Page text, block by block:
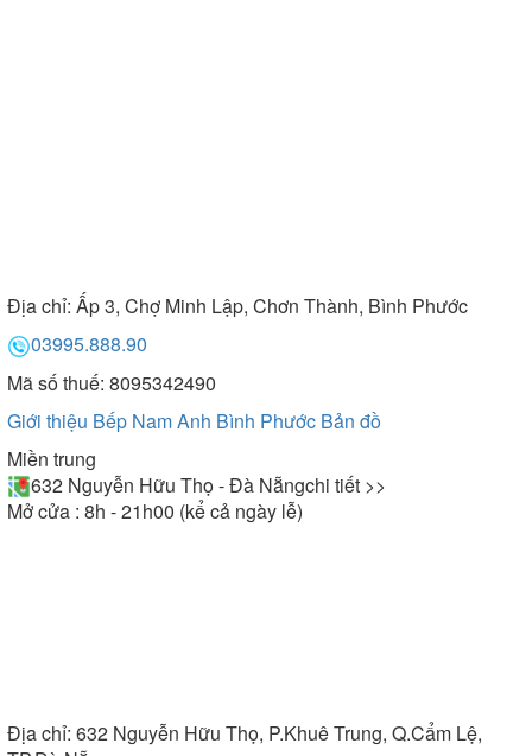
Địa chỉ: Ấp 3, Chợ Minh Lập, Chơn Thành, Bình Phước
03995.888.90
Mã số thuế: 8095342490
Giới thiệu Bếp Nam Anh Bình Phước Bản đồ
Miền trung
632 Nguyễn Hữu Thọ - Đà Nẵngchi tiết >>
Mở cửa : 8h - 21h00 (kể cả ngày lễ)
Địa chỉ: 632 Nguyễn Hữu Thọ, P.Khuê Trung, Q.Cẩm Lệ,